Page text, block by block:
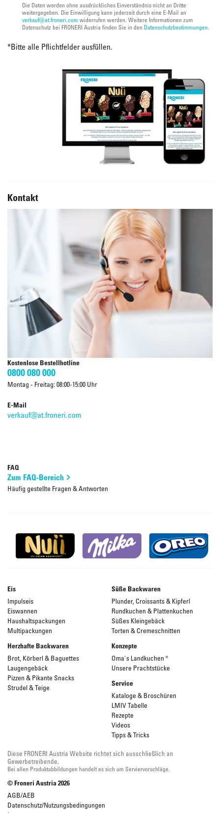
Die Daten werden ohne ausdrückliches Einverständnis nicht an Dritte
weitergegeben. Die Einwilligung kann jederzeit durch eine E-Mail an
verkauf@at.froneri.com widerrufen werden. Weitere Informationen zum
Datenschutz bei FRONERI Austria finden Sie in den Datenschutzbestimmungen.
*Bitte alle Pflichtfelder ausfüllen.
Kontakt
Kostenlose Bestellhotline
0800 080 000
Montag - Freitag: 08:00-15:00 Uhr
E-Mail
verkauf@at.froneri.com
FAQ
Zum FAQ-Bereich
Häufig gestellte Fragen & Antworten
Eis
Impulseis
Eiswannen
Haushaltspackungen
Multipackungen
Süße Backwaren
Plunder, Croissants & Kipferl
Rundkuchen & Plattenkuchen
Süßes Kleingebäck
Torten & Cremeschnitten
Herzhafte Backwaren
Brot, Körberl & Baguettes
Laugengebäck
Pizzen & Pikante Snacks
Strudel & Teige
Konzepte
Oma's Landkuchen ®
Unsere Prachtstücke
Service
Kataloge & Broschüren
LMIV Tabelle
Rezepte
Videos
Tipps & Tricks
Diese FRONERI Austria Website richtet sich ausschließlich an
Gewerbetreibende.
Bei allen Produktabbildungen handelt es sich um Serviervorschläge.
© Froneri Austria2026
AGB/AEB
Datenschutz/Nutzungsbedingungen